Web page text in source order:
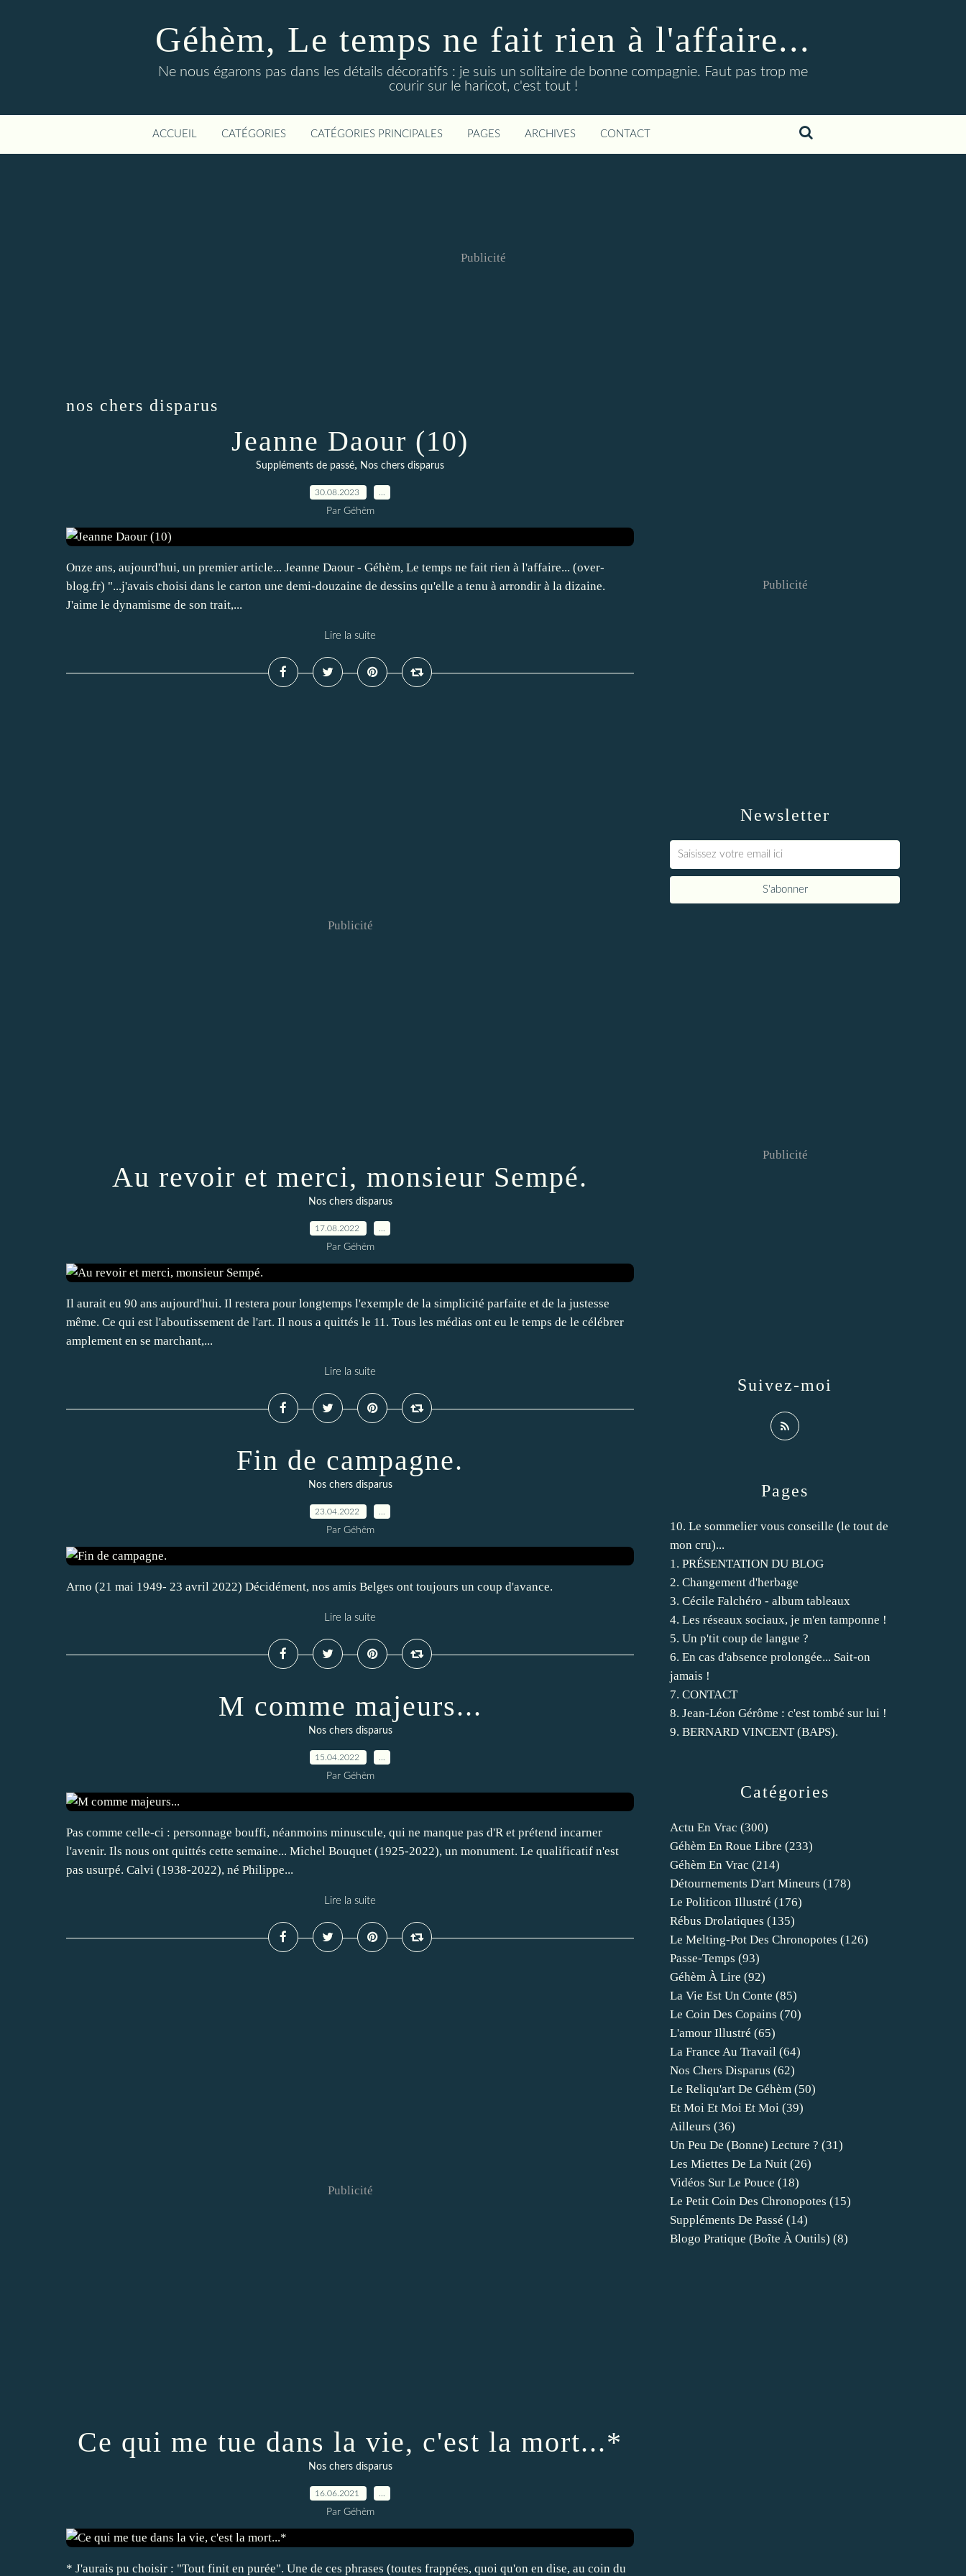
Géhèm, Le temps ne fait rien à l'affaire...
Ne nous égarons pas dans les détails décoratifs : je suis un solitaire de bonne compagnie. Faut pas trop me
courir sur le haricot, c'est tout !
ACCUEIL CATÉGORIES CATÉGORIES PRINCIPALES PAGES ARCHIVES CONTACT
Publicité
nos chers disparus
Jeanne Daour (10)
Suppléments de passé, Nos chers disparus
30.08.2023
Par Géhèm
Onze ans, aujourd'hui, un premier article... Jeanne Daour - Géhèm, Le temps ne fait rien à l'affaire... (over-
blog.fr) "...j'avais choisi dans le carton une demi-douzaine de dessins qu'elle a tenu à arrondir à la dizaine.
J'aime le dynamisme de son trait,...
Lire la suite
Publicité
Au revoir et merci, monsieur Sempé.
Nos chers disparus
17.08.2022
Par Géhèm
Il aurait eu 90 ans aujourd'hui. Il restera pour longtemps l'exemple de la simplicité parfaite et de la justesse
même. Ce qui est l'aboutissement de l'art. Il nous a quittés le 11. Tous les médias ont eu le temps de le célébrer
amplement en se marchant,...
Lire la suite
Fin de campagne.
Nos chers disparus
23.04.2022
Par Géhèm
Arno (21 mai 1949- 23 avril 2022) Décidément, nos amis Belges ont toujours un coup d'avance.
Lire la suite
M comme majeurs...
Nos chers disparus
15.04.2022
Par Géhèm
Pas comme celle-ci : personnage bouffi, néanmoins minuscule, qui ne manque pas d'R et prétend incarner
l'avenir. Ils nous ont quittés cette semaine... Michel Bouquet (1925-2022), un monument. Le qualificatif n'est
pas usurpé. Calvi (1938-2022), né Philippe...
Lire la suite
Publicité
Ce qui me tue dans la vie, c'est la mort...*
Nos chers disparus
16.06.2021
Par Géhèm
* J'aurais pu choisir : "Tout finit en purée". Une de ces phrases (toutes frappées, quoi qu'on en dise, au coin du
Newsletter
Publicité
Catégories
Actu En Vrac (300)
Géhèm En Roue Libre (233)
Géhèm En Vrac (214)
Détournements D'art Mineurs (178)
Le Politicon Illustré (176)
Rébus Drolatiques (135)
Le Melting-Pot Des Chronopotes (126)
Passe-Temps (93)
Géhèm À Lire (92)
La Vie Est Un Conte (85)
Le Coin Des Copains (70)
L'amour Illustré (65)
La France Au Travail (64)
Nos Chers Disparus (62)
Le Reliqu'art De Géhèm (50)
Et Moi Et Moi Et Moi (39)
Ailleurs (36)
Un Peu De (bonne) Lecture ? (31)
Les Miettes De La Nuit (26)
Vidéos Sur Le Pouce (18)
Le Petit Coin Des Chronopotes (15)
Suppléments De Passé (14)
Blogo Pratique (boîte À Outils) (8)
Pages
10. Le sommelier vous conseille (le tout de
mon cru)...
1. PRÉSENTATION DU BLOG
2. Changement d'herbage
3. Cécile Falchéro - album tableaux
4. Les réseaux sociaux, je m'en tamponne !
5. Un p'tit coup de langue ?
6. En cas d'absence prolongée... Sait-on
jamais !
7. CONTACT
8. Jean-Léon Gérôme : c'est tombé sur lui !
9. BERNARD VINCENT (BAPS).
Suivez-moi
Publicité